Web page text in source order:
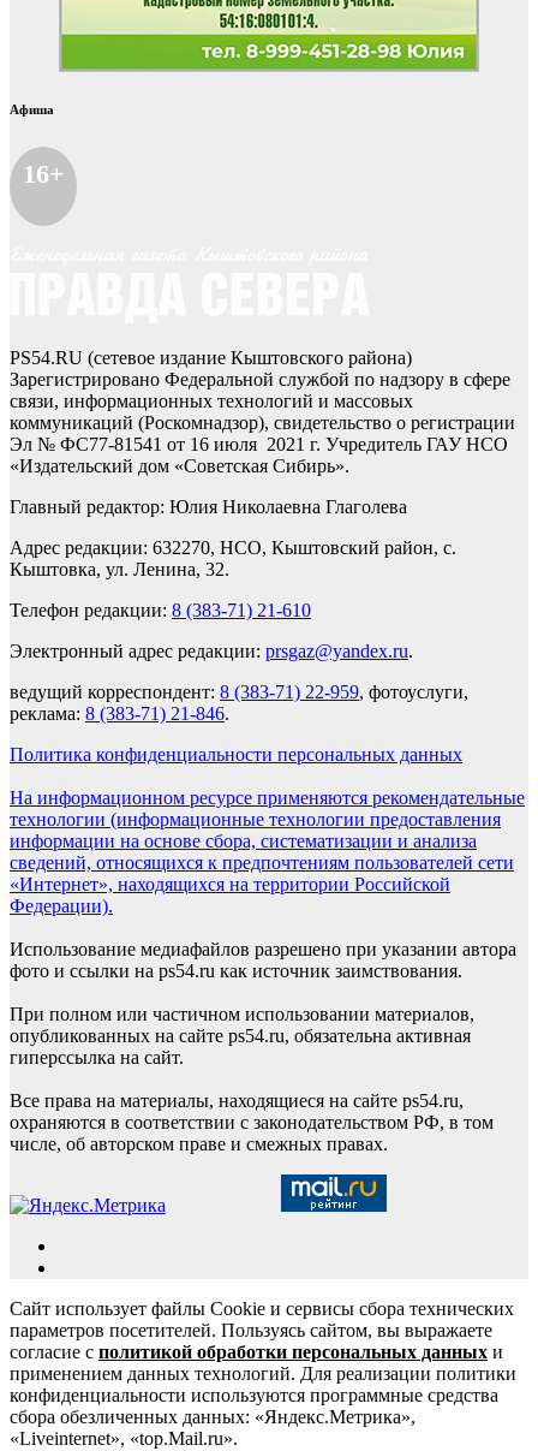
Афиша
16+
PS54.RU (сетевое издание Кыштовского района)
Зарегистрировано Федеральной службой по надзору в сфере
связи, информационных технологий и массовых
коммуникаций (Роскомнадзор), свидетельство о регистрации
Эл № ФС77-81541 от 16 июля 2021 г. Учредитель ГАУ НСО
«Издательский дом «Советская Сибирь».
Главный редактор: Юлия Николаевна Глаголева
Адрес редакции: 632270, НСО, Кыштовский район, с.
Кыштовка, ул. Ленина, 32.
Телефон редакции: 8 (383-71) 21-610
Электронный адрес редакции: prsgaz@yandex.ru.
ведущий корреспондент: 8 (383-71) 22-959, фотоуслуги,
реклама: 8 (383-71) 21-846.
Политика конфиденциальности персональных данных
На информационном ресурсе применяются рекомендательные
технологии (информационные технологии предоставления
информации на основе сбора, систематизации и анализа
сведений, относящихся к предпочтениям пользователей сети
«Интернет», находящихся на территории Российской
Федерации).
Использование медиафайлов разрешено при указании автора
фото и ссылки на ps54.ru как источник заимствования.
При полном или частичном использовании материалов,
опубликованных на сайте ps54.ru, обязательна активная
гиперссылка на сайт.
Все права на материалы, находящиеся на сайте ps54.ru,
охраняются в соответствии с законодательством РФ, в том
числе, об авторском праве и смежных правах.
Сайт использует файлы Cookie и сервисы сбора технических
параметров посетителей. Пользуясь сайтом, вы выражаете
согласие с политикой обработки персональных данных и
применением данных технологий. Для реализации политики
конфиденциальности используются программные средства
сбора обезличенных данных: «Яндекс.Метрика»,
«Liveinternet», «top.Mail.ru».